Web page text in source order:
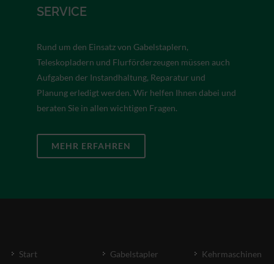
SERVICE
Rund um den Einsatz von Gabelstaplern,
Teleskopladern und Flurförderzeugen müssen auch
Aufgaben der Instandhaltung, Reparatur und
Planung erledigt werden. Wir helfen Ihnen dabei und
beraten Sie in allen wichtigen Fragen.
MEHR ERFAHREN
Start
Gabelstapler
Kehrmaschinen